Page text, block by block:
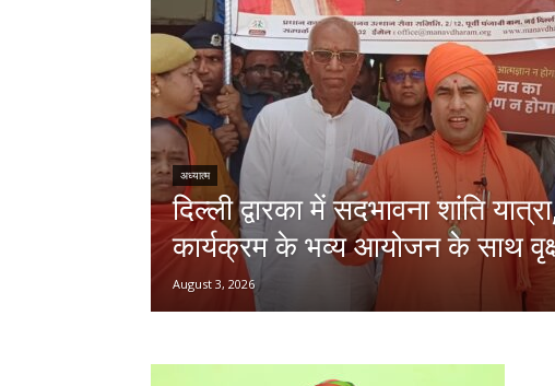
अध्यात्म
दिल्ली द्वारका में सदभावना शांति
कार्यक्रम के भव्य आयोजन के साथ
August 3, 2026